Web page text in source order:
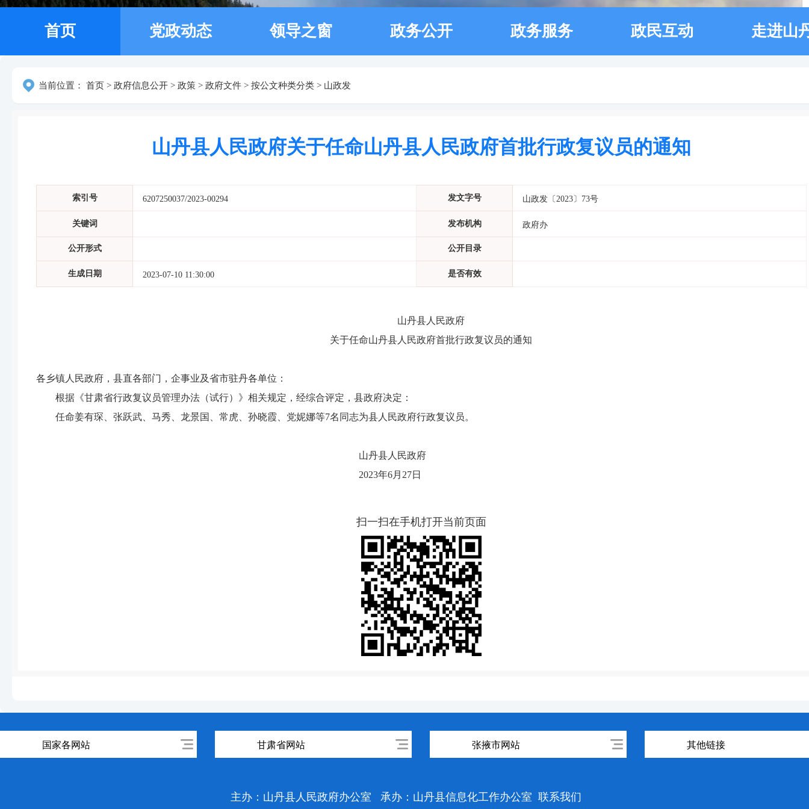
首页 党政动态 领导之窗 政务公开 政务服务 政民互动 走进山
当前位置： 首页 > 政府信息公开 > 政策 > 政府文件 > 按公文种类分类 > 山政发
山丹县人民政府关于任命山丹县人民政府首批行政复议员的通知
索引号 6207250037/2023-00294 发文字号 山政发〔2023〕73号
关键词 发布机构 政府办
公开形式 公开目录
生成日期 2023-07-10 11:30:00 是否有效
山丹县人民政府
关于任命山丹县人民政府首批行政复议员的通知
各乡镇 人民政府 ， 县直各部门，企事业及省市驻丹各单位 ：
根据《甘肃省行政复议员管理办法（试行）》相关规定，经综合评定，县政府决定：
任命姜有琛、张跃武、马秀、龙景国、常虎、孙晓霞、党妮娜等7名同志为县人民政府行政复议员。
山丹县人民政府
2023年6月 27日
扫一扫在手机打开当前页面
国家各网站 甘肃省网站 张掖市网站 其他链接
主办：山丹县人民政府办公室 承办：山丹县信息化工作办公室 联系我们